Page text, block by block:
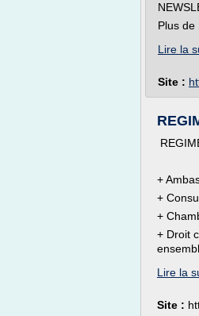
Plus de
Lire la
Site :
+
+
+
+ Droit
Lire la
Site :